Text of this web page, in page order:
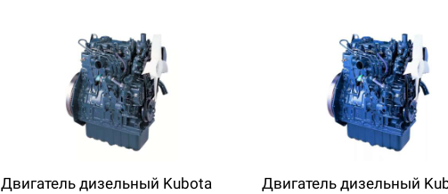
Двигатель дизельный Kubota
Двигатель дизельный